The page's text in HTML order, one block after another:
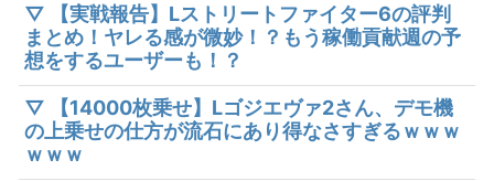
▽ 【実戦報告】Lストリートファイター6の評判
まとめ！ヤレる感が微妙！？もう稼働貢献週の予
想をするユーザーも！？
▽ 【14000枚乗せ】Lゴジエヴァ2さん、デモ機
の上乗せの仕方が流石にあり得なさすぎるｗｗｗ
ｗｗｗ